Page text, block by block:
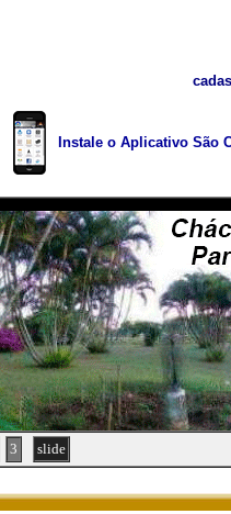
Instale o Aplicativo São
3 slide